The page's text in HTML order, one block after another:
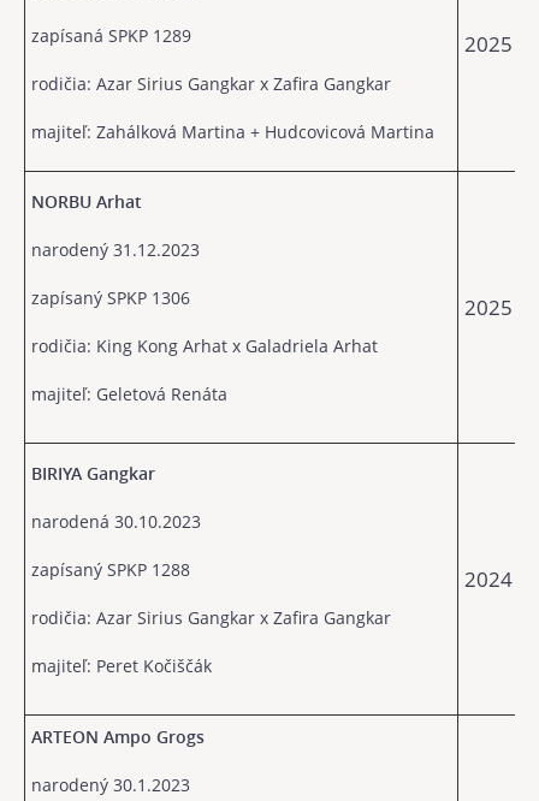
zapísaná SPKP 1289
rodičia: Azar Sirius Gangkar x Zafira Gangkar
majiteľ: Zahálková Martina + Hudcovicová Martina
2025
NORBU Arhat
narodený 31.12.2023
zapísaný SPKP 1306
rodičia: King Kong Arhat x Galadriela Arhat
majiteľ: Geletová Renáta
2025
BIRIYA Gangkar
narodená 30.10.2023
zapísaný SPKP 1288
rodičia: Azar Sirius Gangkar x Zafira Gangkar
majiteľ: Peret Kočiščák
2024
ARTEON Ampo Grogs
narodený 30.1.2023